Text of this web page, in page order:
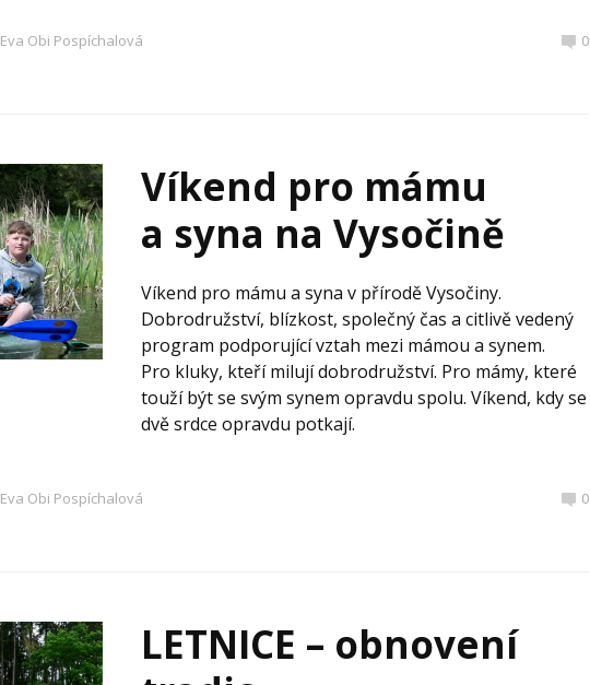
Eva Obi Pospíchalová 0
Víkend pro mámu
a syna na Vysočině
Víkend pro mámu a syna v přírodě Vysočiny.
Dobrodružství, blízkost, společný čas a citlivě vedený
program podporující vztah mezi mámou a synem.
Pro kluky, kteří milují dobrodružství. Pro mámy, které
touží být se svým synem opravdu spolu. Víkend, kdy se
dvě srdce opravdu potkají.
Eva Obi Pospíchalová 0
LETNICE – obnovení